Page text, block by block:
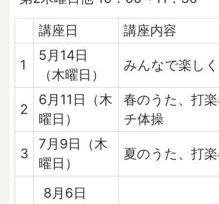
講座日
講座内容
1
5月14日
（木曜日）
みんなで楽し
2
6月11日（木
曜日）
春のうた、打
チ体操
3
7月9日（木
曜日）
夏のうた、打
8月6日